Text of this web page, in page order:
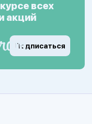
всех
акций
Подписаться